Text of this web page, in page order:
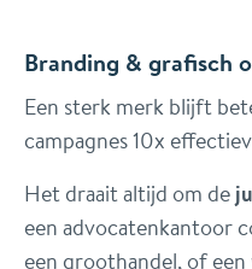
Branding & grafisch
Een sterk merk blijft
campagnes 10x
Het draait altijd om de
een advocatenkantoor
een groothandel, of